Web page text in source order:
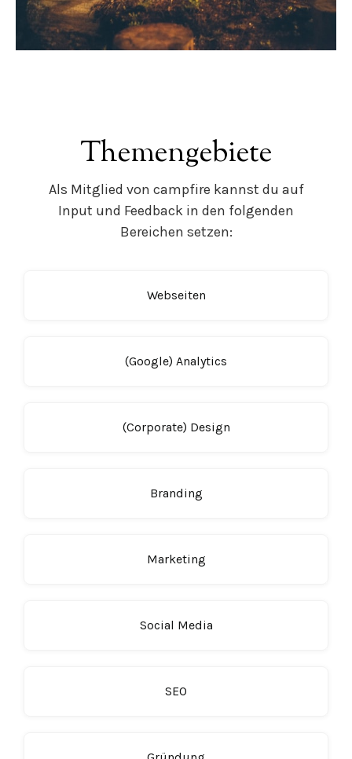
Themengebiete
Als Mitglied von campfire kannst du auf
Input und Feedback in den folgenden
Bereichen setzen:
Webseiten
(Google) Analytics
(Corporate) Design
Branding
Marketing
Social Media
SEO